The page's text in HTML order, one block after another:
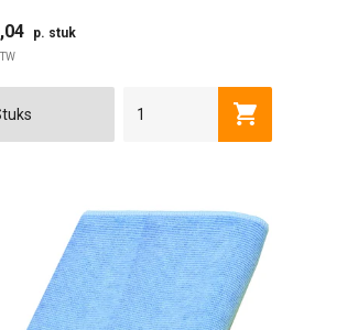
winkelwagen
p. stuk
26 LITER 36 LITER Toevoegen